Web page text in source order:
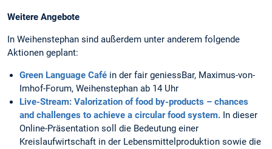
Weitere Angebote
In Weihenstephan sind außerdem unter anderem folgende
Aktionen geplant:
Green Language Café in der fair geniessBar, Maximus-von-
Imhof-Forum, Weihenstephan ab 14 Uhr
Live-Stream: Valorization of food by-products – chances
and challenges to achieve a circular food system. In dieser
Online-Präsentation soll die Bedeutung einer
Kreislaufwirtschaft in der Lebensmittelproduktion sowie die